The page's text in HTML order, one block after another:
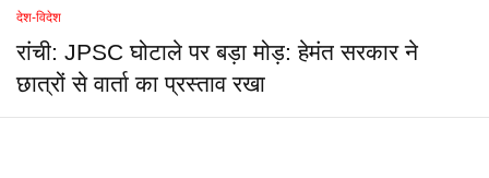
देश-विदेश
रांची: JPSC घोटाले पर बड़ा मोड़: हेमंत सरकार ने
छात्रों से वार्ता का प्रस्ताव रखा